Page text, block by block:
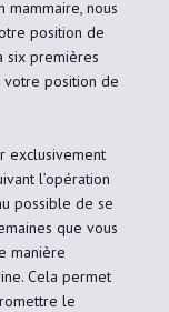
mammaire, nous
position de
six premières
votre position de
exclusivement
l’opération
possible de se
que vous
manière
Cela permet
le